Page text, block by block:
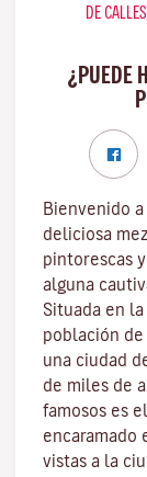
DE
¿PUEDE
Bienvenido
deliciosa
pintorescas
alguna
Situada en
población
una ciudad
de miles de
famosos es el
encaramado
vistas a la